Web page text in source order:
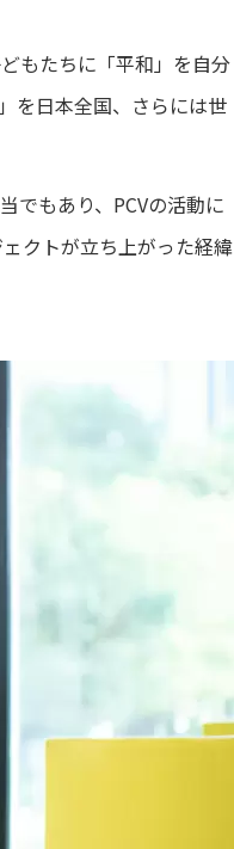
もたちに「平和」を自分
を日本全国、さらには世
でもあり、PCVの活動に
クトが立ち上がった経緯